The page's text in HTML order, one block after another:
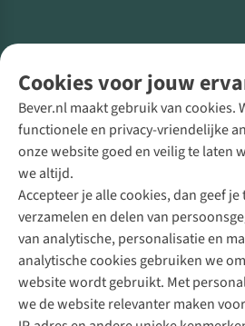
Cookies voor jouw
Bever.nl maakt gebruik van cookies.
functionele en privacy-vriendelijke
onze website goed en veilig te laten
we altijd.
Accepteer je alle cookies, dan geef
verzamelen en delen van
van analytische, personalisatie en
analytische cookies gebruiken we
website wordt gebruikt. Met
we de website relevanter maken
Direct advies van een
+31 (0)85 888 50 88
+31 6 12 28 49 80
Contactformulier